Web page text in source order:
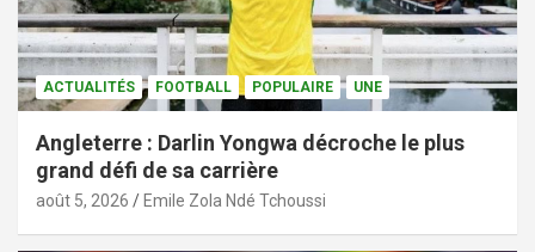
ACTUALITÉS FOOTBALL POPULAIRE UNE
Angleterre : Darlin Yongwa décroche le plus
grand défi de sa carrière
août 5, 2026 Emile Zola Ndé Tchoussi